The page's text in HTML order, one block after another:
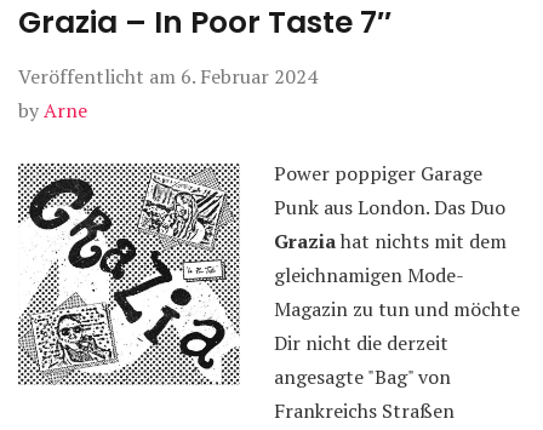
Grazia – In Poor Taste 7″
Veröffentlicht am 6. Februar 2024
byArne
Power poppiger Garage
Punk aus London. Das Duo
Graziahat nichts mit dem
gleichnamigen Mode-
Magazin zu tun und möchte
Dir nicht die derzeit
angesagte "Bag" von
Frankreichs Straßen